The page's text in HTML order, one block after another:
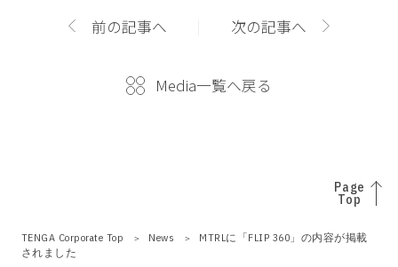
前の記事へ
Media一覧へ戻る
次の記事へ
Page
Top
TENGA Corporate Top News
MTRLに「FLIP 360」の内容が掲載
されました